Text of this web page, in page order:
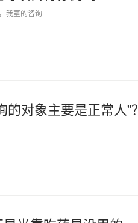
我室的咨询...
的对象主要是正常人”？